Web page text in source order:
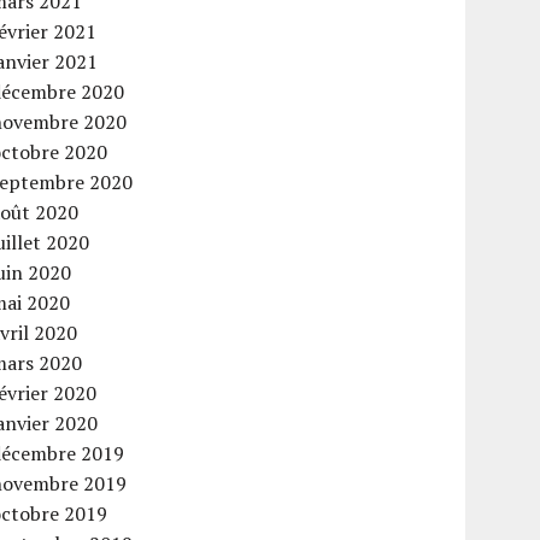
2021
2021
2020
2020
2020
2020
2020
2020
2020
2020
2020
2020
2020
2020
2019
2019
2019